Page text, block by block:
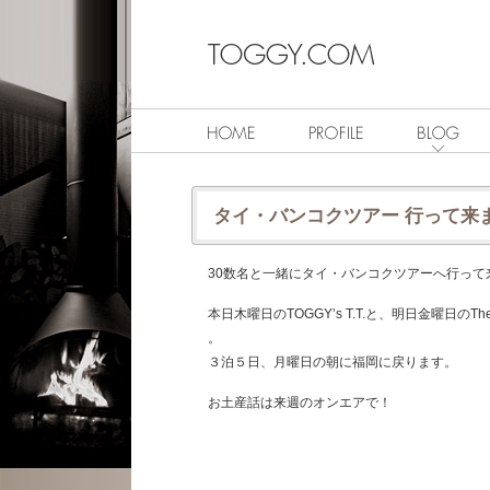
タイ・バンコクツアー 行って来
30数名と一緒にタイ・バンコクツアーへ行って
本日木曜日のTOGGY’s T.T.と、明日金曜日の
。
３泊５日、月曜日の朝に福岡に戻ります。
お土産話は来週のオンエアで！